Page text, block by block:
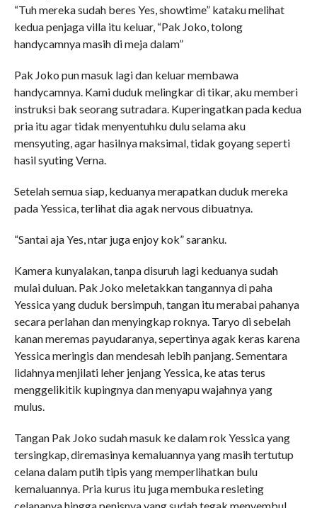
“Tuh mereka sudah beres Yes, showtime” kataku melihat
kedua penjaga villa itu keluar, “Pak Joko, tolong
handycamnya masih di meja dalam”
Pak Joko pun masuk lagi dan keluar membawa
handycamnya. Kami duduk melingkar di tikar, aku memberi
instruksi bak seorang sutradara. Kuperingatkan pada kedua
pria itu agar tidak menyentuhku dulu selama aku
mensyuting, agar hasilnya maksimal, tidak goyang seperti
hasil syuting Verna.
Setelah semua siap, keduanya merapatkan duduk mereka
pada Yessica, terlihat dia agak nervous dibuatnya.
“Santai aja Yes, ntar juga enjoy kok” saranku.
Kamera kunyalakan, tanpa disuruh lagi keduanya sudah
mulai duluan. Pak Joko meletakkan tangannya di paha
Yessica yang duduk bersimpuh, tangan itu merabai pahanya
secara perlahan dan menyingkap roknya. Taryo di sebelah
kanan meremas payudaranya, sepertinya agak keras karena
Yessica meringis dan mendesah lebih panjang. Sementara
lidahnya menjilati leher jenjang Yessica, ke atas terus
menggelikitik kupingnya dan menyapu wajahnya yang
mulus.
Tangan Pak Joko sudah masuk ke dalam rok Yessica yang
tersingkap, diremasinya kemaluannya yang masih tertutup
celana dalam putih tipis yang memperlihatkan bulu
kemaluannya. Pria kurus itu juga membuka resleting